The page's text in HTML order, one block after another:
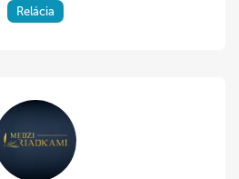
Relácia